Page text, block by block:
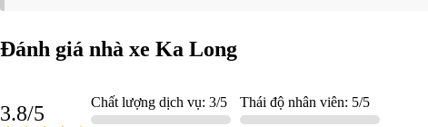
Đánh giá nhà xe Ka Long
3.8/5 Chất lượng dịch vụ: 3/5 Thái độ nhân viên: 5/5